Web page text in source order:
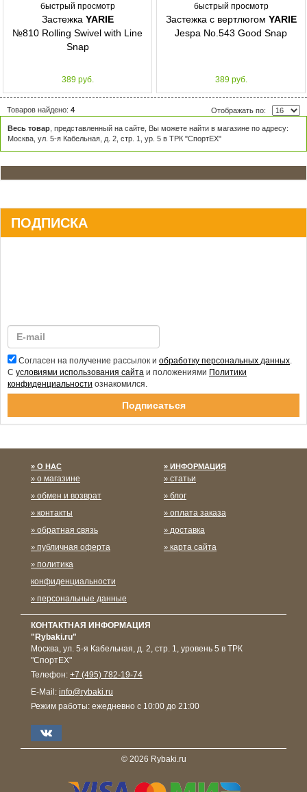
быстрый просмотр
Застежка YARIE
№810 Rolling Swivel with Line
Snap
389 руб.
быстрый просмотр
Застежка с вертлюгом YARIE
Jespa No.543 Good Snap
389 руб.
Товаров найдено: 4 Отображать по:
Весь товар , представленный на сайте, Вы можете найти в магазине по адресу:
Москва, ул. 5-я Кабельная, д. 2, стр. 1, ур. 5 в ТРК "СпортЕХ"
ПОДПИСКА
Согласен на получение рассылок и обработку персональных данных
С условиями использования сайта и положениями Политики
конфиденциальности ознакомился.
Спасибо за подписку!
О НАС
о магазине
обмен и возврат
контакты
обратная связь
публичная оферта
политика
конфиденциальности
персональные данные
ИНФОРМАЦИЯ
статьи
блог
оплата заказа
доставка
карта сайта
КОНТАКТНАЯ ИНФОРМАЦИЯ
"Rybaki.ru"
Москва, ул. 5-я Кабельная, д. 2, стр. 1, уровень 5 в ТРК
"СпортЕХ"
Телефон: +7 (495) 782-19-74
E-Mail: info@rybaki.ru
Режим работы: ежедневно с 10:00 до 21:00
© 2026 Rybaki.ru